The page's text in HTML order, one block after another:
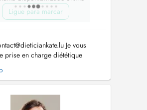
Ligue para marcar
Je vous
prise en charge diététique
pour : - Rééquilibrage
améliorer votre santé, perdre du
la grossesse ou à un nouveau
- Régimes adaptés à des